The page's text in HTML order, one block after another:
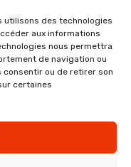
utilisons des technologies
aux informations
nous permettra
de navigation ou
consentir ou de retirer son
certaines
e-mail.
vous abonner à ce
chaque nouvel